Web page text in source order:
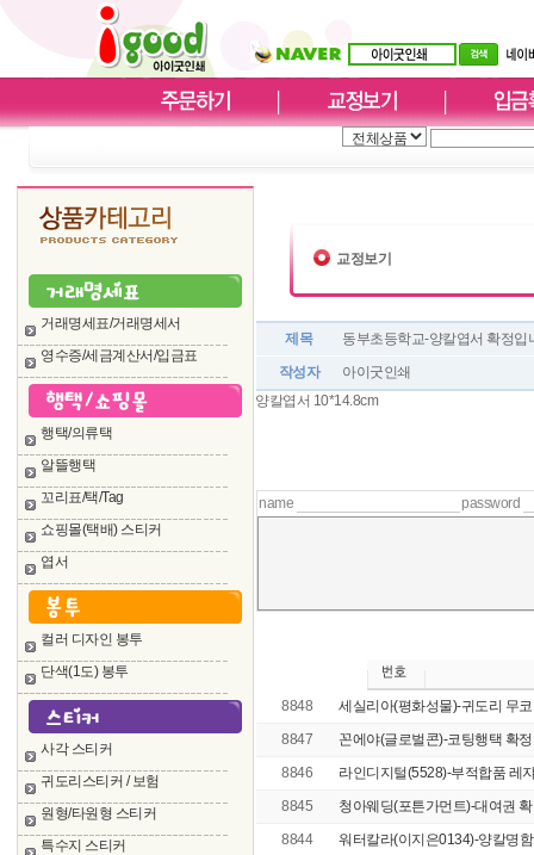
거래명세표/거래명세서
영수증/세금계산서/입금표
행택/의류택
알뜰행택
꼬리표/택/Tag
쇼핑몰(택배) 스티커
엽서
컬러 디자인 봉투
단색(1도) 봉투
사각 스티커
귀도리스티커 / 보험
원형/타원형 스티커
특수지 스티커
교정보기
제목
동부초등학교-양칼엽서 확정입
작성자
아이굿인쇄
양칼엽서 10*14.8cm
name password
8848
세실리아(평화성물)-귀도리 무
8847
꼰에야(글로벌콘)-코팅행택 확
8846
라인디지털(5528)-부적합품 레
8845
청아웨딩(포튼가먼트)-대여권
8844
워터칼라(이지은0134)-양칼명